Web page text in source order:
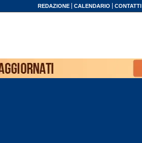
REDAZIONE CALENDARIO CONTATTI